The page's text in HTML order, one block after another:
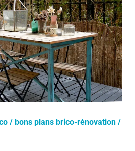
/ bons plans brico-rénovation /